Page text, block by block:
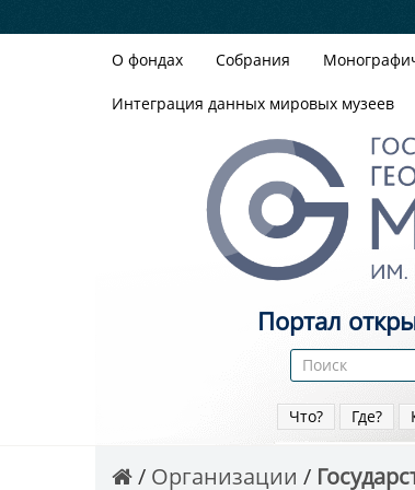
О фондах Собрания
Интеграция данных мировых музеев
Портал
Что? Где?
Организации